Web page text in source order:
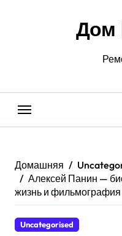
Дом
Домашняя
Алексей Панин —
жизнь и фильмография
Uncategorised